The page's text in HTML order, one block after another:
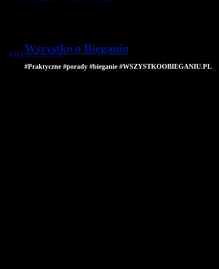
Wszystko o Bieganiu
#Praktyczne #porady #bieganie #WSZYSTKOOBIEGANIU.PL
#REKLAMA